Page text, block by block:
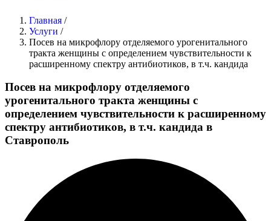
Главная /
Услуги /
Посев на микрофлору отделяемого урогенитального
тракта женщины с определением чувствительности к
расширенному спектру антибиотиков, в т.ч. кандида
Посев на микрофлору отделяемого
урогенитального тракта женщины с
определением чувствительности к расширенному
спектру антибиотиков, в т.ч. кандида в
Ставрополь